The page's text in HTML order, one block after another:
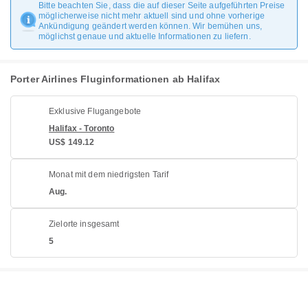
Bitte beachten Sie, dass die auf dieser Seite aufgeführten Preise
möglicherweise nicht mehr aktuell sind und ohne vorherige
Ankündigung geändert werden können. Wir bemühen uns,
möglichst genaue und aktuelle Informationen zu liefern.
Porter Airlines Fluginformationen ab Halifax
Exklusive Flugangebote
Halifax - Toronto
US$ 149.12
Monat mit dem niedrigsten Tarif
Aug.
Zielorte insgesamt
5